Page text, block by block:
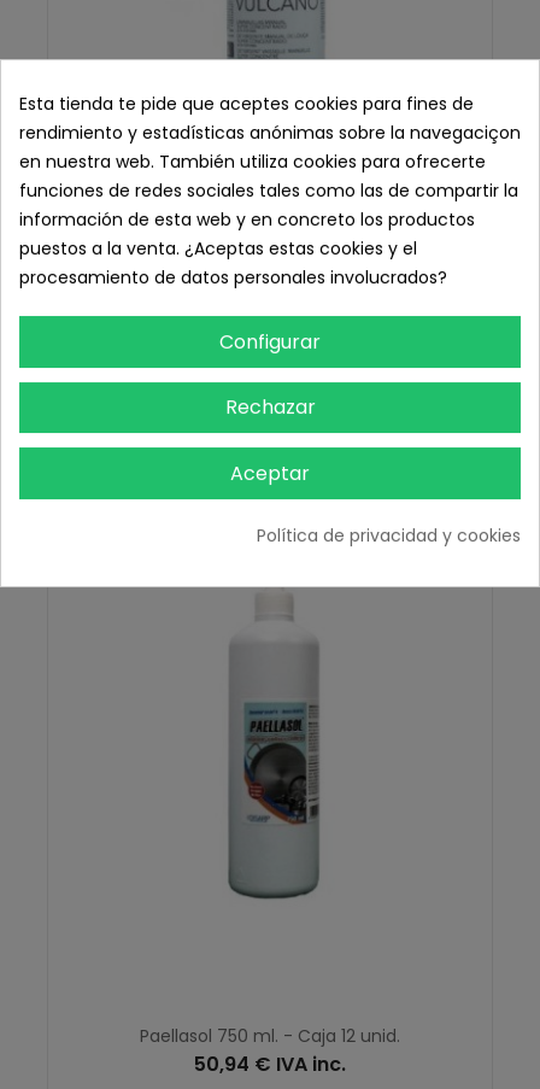
Vulcano Lavavajillas Manual Superconcentrado 1 L.
- Caja 9 unid.
35,88 € IVA inc.
29,65 € sin IVA
Añadir Al Carrito
Paellasol 750 ml. - Caja 12 unid.
50,94 € IVA inc.
Esta tienda te pide que aceptes cookies para fines de
rendimiento y estadísticas anónimas sobre la navegaciçon
en nuestra web. También utiliza cookies para ofrecerte
funciones de redes sociales tales como las de compartir la
información de esta web y en concreto los productos
puestos a la venta. ¿Aceptas estas cookies y el
procesamiento de datos personales involucrados?
Configurar
Rechazar
Aceptar
Política de privacidad y cookies